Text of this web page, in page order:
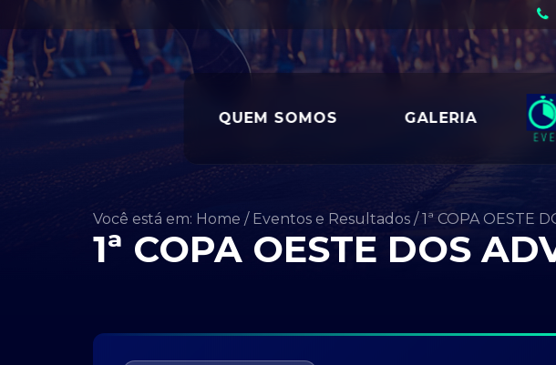
QUEM SOMOS GALERIA
Você está em: Home / Eventos e Resultados / 1ª COPA OESTE
1ª COPA OESTE DOS